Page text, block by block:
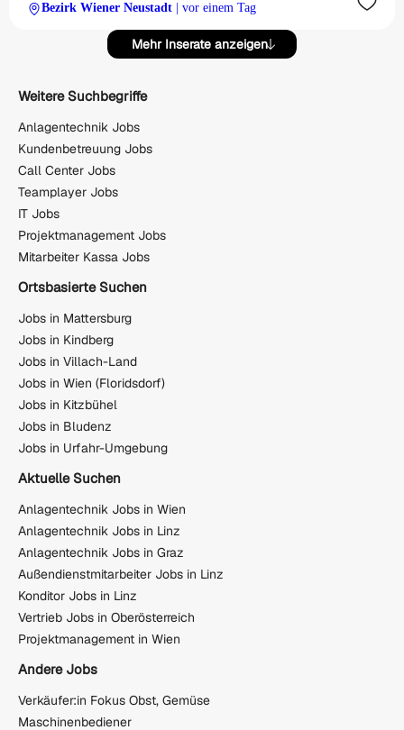
Bezirk Wiener Neustadt
| vor einem Tag
Mehr Inserate anzeigen
Weitere Suchbegriffe
Anlagentechnik Jobs
Kundenbetreuung Jobs
Call Center Jobs
Teamplayer Jobs
IT Jobs
Projektmanagement Jobs
Mitarbeiter Kassa Jobs
Ortsbasierte Suchen
Jobs in Mattersburg
Jobs in Kindberg
Jobs in Villach-Land
Jobs in Wien (Floridsdorf)
Jobs in Kitzbühel
Jobs in Bludenz
Jobs in Urfahr-Umgebung
Aktuelle Suchen
Anlagentechnik Jobs in Wien
Anlagentechnik Jobs in Linz
Anlagentechnik Jobs in Graz
Außendienstmitarbeiter Jobs in Linz
Konditor Jobs in Linz
Vertrieb Jobs in Oberösterreich
Projektmanagement in Wien
Andere Jobs
Verkäufer:in Fokus Obst, Gemüse
Maschinenbediener